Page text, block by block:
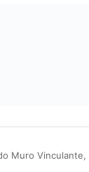
Muro